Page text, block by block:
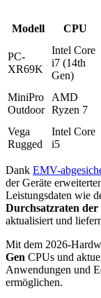
Modell CPU
PC-
XR69K
Intel Core
i7 (14th
Gen)
MiniPro
Outdoor
AMD
Ryzen 7
Vega
Rugged
Intel Core
i5
Dank EMV-
der Geräte
Leistungsdaten wie
Durchsatzraten der
aktualisiert und
Mit dem 2026-
Gen CPUs und
Anwendungen und
ermöglichen.